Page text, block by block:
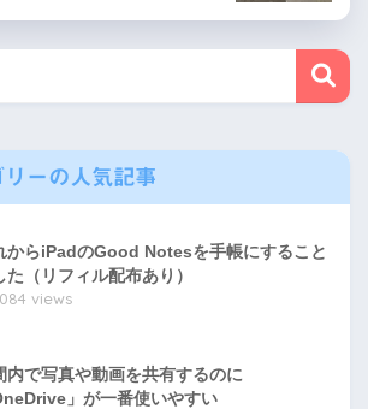
リーの人気記事
からiPadのGood Notesを手帳にすること
た（リフィル配布あり）
views
内で写真や動画を共有するのに
」が一番使いやすい